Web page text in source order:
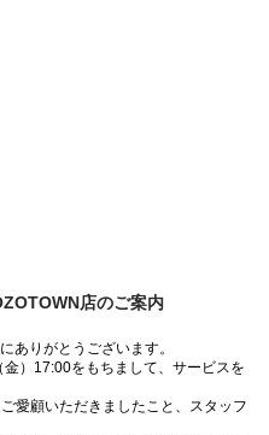
店のご案内
ありがとうございます。
）17:00をもちまして、サービスを
愛顧いただきましたこと、スタッフ